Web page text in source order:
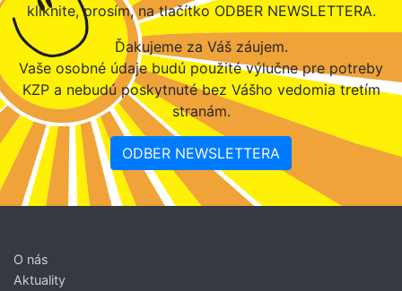
kliknite, prosím, na tlačítko ODBER NEWSLETTERA.
Ďakujeme za Váš záujem.
Vaše osobné údaje budú použité výlučne pre potreby
KZP a nebudú poskytnuté bez Vášho vedomia tretím
stranám.
ODBER NEWSLETTERA
O nás
Aktuality